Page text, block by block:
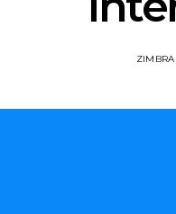
ZIMBRA